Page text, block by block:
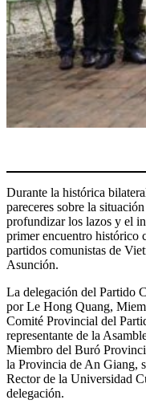
Durante la histórica
pareceres sobre la
profundizar los lazos y el
primer encuentro histórico
partidos comunistas de
Asunción.
La delegación del Partido
por Le Hong Quang,
Comité Provincial del
representante de la
Miembro del Buró
la Provincia de An Giang,
Rector de la Universidad
delegación.